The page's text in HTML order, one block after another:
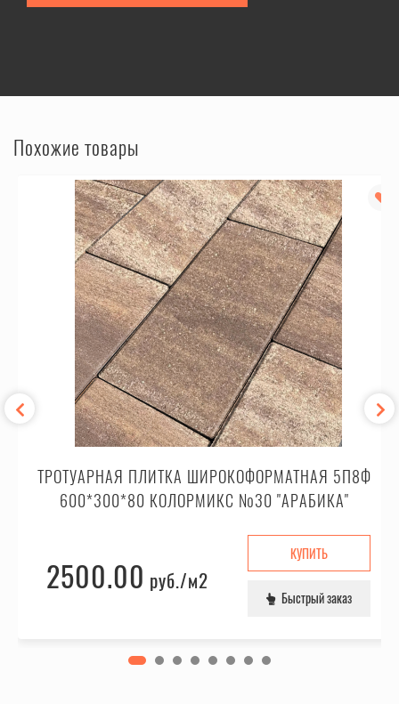
Похожие товары
ТРОТУАРНАЯ ПЛИТКА ШИРОКОФОРМАТНАЯ 5П8Ф
600*300*80 КОЛОРМИКС №30 "АРАБИКА"
2500.00 руб./м2
КУПИТЬ
Быстрый заказ